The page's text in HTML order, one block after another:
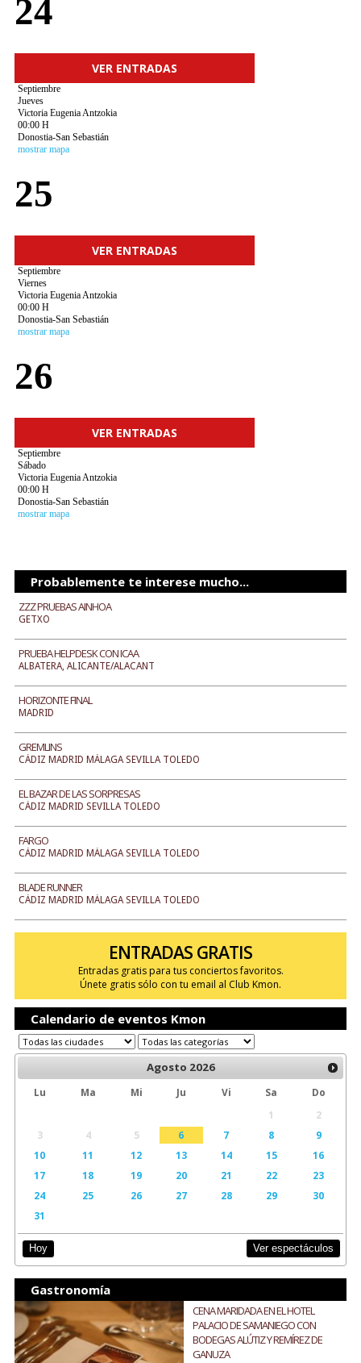
24
VER ENTRADAS
Septiembre
Jueves
Victoria Eugenia Antzokia
00:00 H
Donostia-San Sebastián
mostrar mapa
25
VER ENTRADAS
Septiembre
Viernes
Victoria Eugenia Antzokia
00:00 H
Donostia-San Sebastián
mostrar mapa
26
VER ENTRADAS
Septiembre
Sábado
Victoria Eugenia Antzokia
00:00 H
Donostia-San Sebastián
mostrar mapa
Probablemente te interese mucho...
ZZZ PRUEBAS AINHOA
GETXO
PRUEBA HELPDESK CON ICAA
ALBATERA, ALICANTE/ALACANT
HORIZONTE FINAL
MADRID
GREMLINS
CÁDIZ MADRID MÁLAGA SEVILLA TOLEDO
EL BAZAR DE LAS SORPRESAS
CÁDIZ MADRID SEVILLA TOLEDO
FARGO
CÁDIZ MADRID MÁLAGA SEVILLA TOLEDO
BLADE RUNNER
CÁDIZ MADRID MÁLAGA SEVILLA TOLEDO
ENTRADAS GRATIS
Entradas gratis para tus conciertos favoritos.
Únete gratis sólo con tu email al Club Kmon.
Calendario de eventos Kmon
Agosto 2026
Lu Ma Mi Ju Vi Sa
Do
1
2
3
4 5 6 7 8
9
10
11 12 13 14 15
16
17
18 19 20 21 22
23
24
25 26 27 28 29
30
31
Hoy Ver espectáculos
Gastronomía
CENA MARIDADA EN EL HOTEL
PALACIO DE SAMANIEGO CON
BODEGAS ALÚTIZ Y REMÍREZ DE
GANUZA